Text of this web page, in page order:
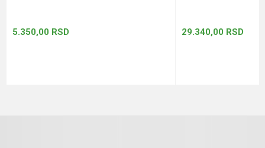
5.350,00 RSD 29.340,00 RSD